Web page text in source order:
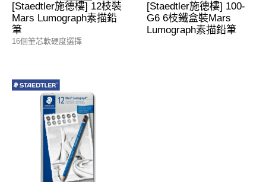
[Staedtler施德樓] 12枝裝
Mars Lumograph素描鉛
筆
16個筆芯軟硬度選擇
[Staedtler施德樓] 100-
G6 6枝鐵盒裝Mars
Lumograph素描鉛筆